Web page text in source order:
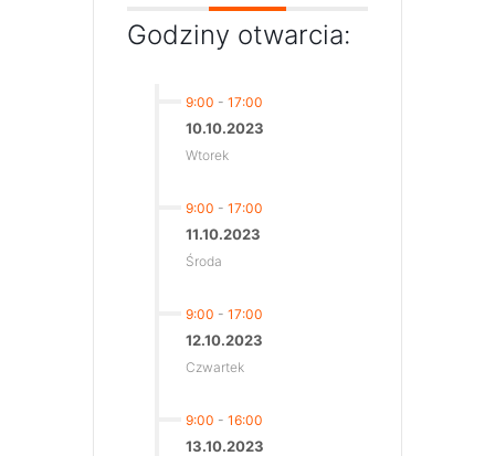
Godziny otwarcia:
9:00 - 17:00
10.10.2023
Wtorek
9:00 - 17:00
11.10.2023
Środa
9:00 - 17:00
12.10.2023
Czwartek
9:00 - 16:00
13.10.2023